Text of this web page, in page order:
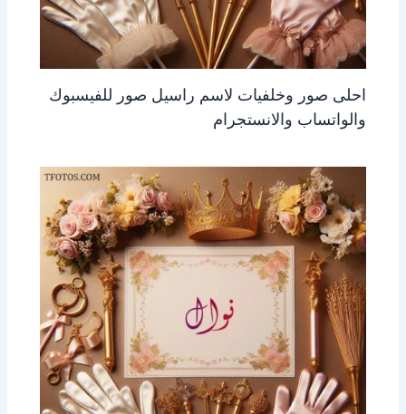
احلى صور وخلفيات لاسم راسيل صور للفيسبوك
والواتساب والانستجرام